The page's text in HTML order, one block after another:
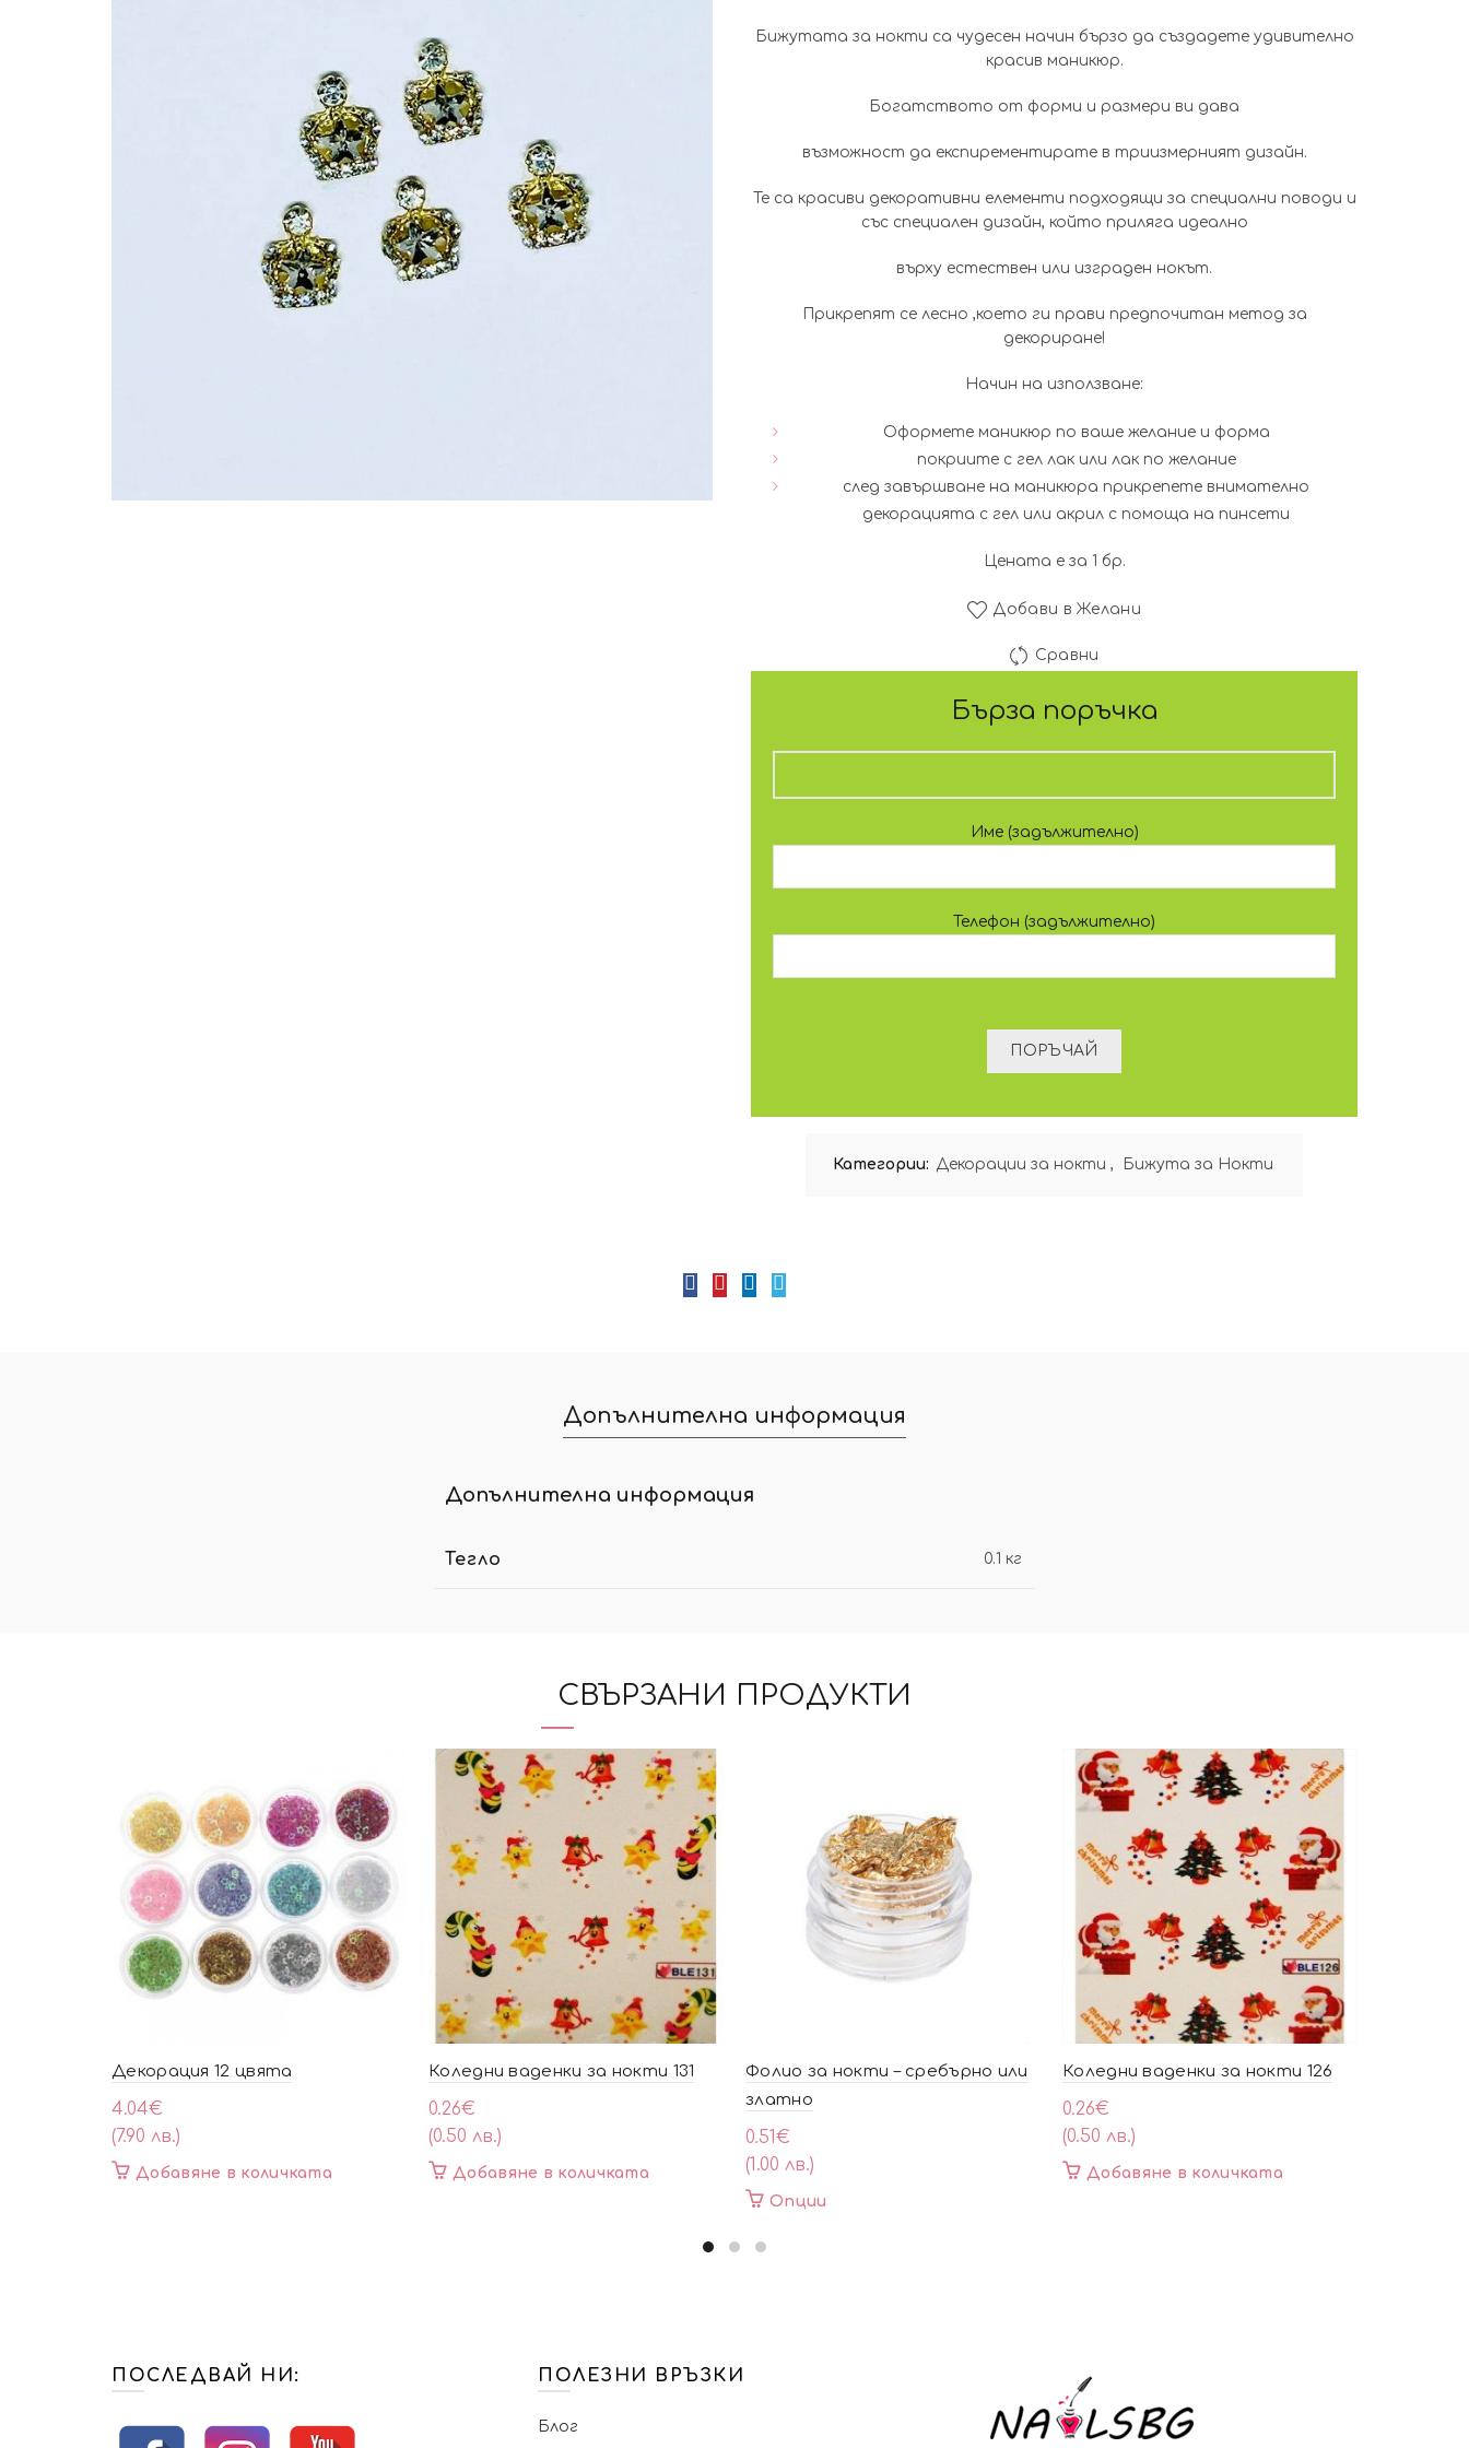
0.51€
(1.00
лв.).
(0.70
лв.).
Бижутата за нокти са чудесен начин бързо да създадете удивително
красив маникюр.
Богатството от форми и размери ви дава
възможност да експирементирате в триизмерният дизайн.
Те са красиви декоративни елементи подходящи за специални поводи и
със специален дизайн, който приляга идеално
върху естествен или изграден нокът.
Прикрепят се лесно ,което ги прави предпочитан метод за
декориране!
Начин на използване:
Оформете маникюр по ваше желание и форма
покриите с гел лак или лак по желание
след завършване на маникюра прикрепете внимателно
декорацията с гел или акрил с помоща на пинсети
Цената е за 1 бр.
Добави в Желани
Сравни
Бърза поръчка
Име (задължително)
Телефон (задължително)
Категории: Декорации за нокти , Бижута за Нокти
Допълнителна информация
Допълнителна информация
Тегло 0.1 кг
СВЪРЗАНИ ПРОДУКТИ
Декорация 12 цвята
4.04€
(7.90 лв.)
Добавяне в количката
Коледни ваденки за нокти 131
0.26€
(0.50 лв.)
Добавяне в количката
Фолио за нокти – сребърно или
златно
0.51€
(1.00 лв.)
Опции
Коледни ваденки за нокти 126
0.26€
(0.50 лв.)
Добавяне в количката
ПОСЛЕДВАЙ НИ: ПОЛЕЗНИ ВРЪЗКИ
Блог